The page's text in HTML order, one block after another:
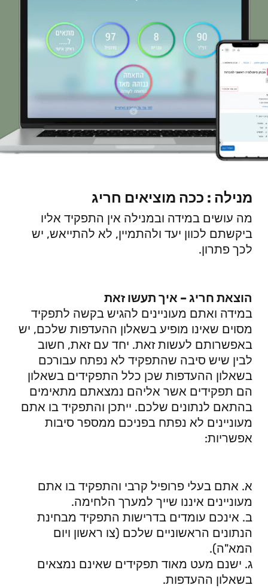
מנילה : ככה מוציאים חריג
מה עושים במידה ובמנילה אין התפקיד אליו
ביקשתם לכוון יעד ולהתמיין, לא להתייאש, יש
לכך פתרון.
הוצאת חריג – איך תעשו זאת
במידה ואתם מעוניינים להגיש בקשה לתפקיד
מסוים שאינו מופיע בשאלון ההעדפות שלכם, יש
באפשרותם לעשות זאת. יחד עם זאת, חשוב
לבין שיש סיבה שהתפקיד לא נפתח עבורכם
בשאלון ההעדפות שכן כלל התפקידים בשאלון
הם תפקידים אשר אליהם נמצאתם מתאימים
בהתאם לנתונים שלכם. ייתכן והתפקיד בו אתם
מעוניינים לא נפתח בפניכם ממספר סיבות
אפשריות:
א. אתם בעלי פרופיל קרבי והתפקיד בו אתם
מעוניינים איננו שייך למערך הלחימה.
ב. אינכם עומדים בדרישות התפקיד מבחינת
הנתונים הראשוניים שלכם (צו ראשון ויום
המא"ה).
ג. ישנם מעט מאוד תפקידים שאינם נמצאים
בשאלון ההעדפות.